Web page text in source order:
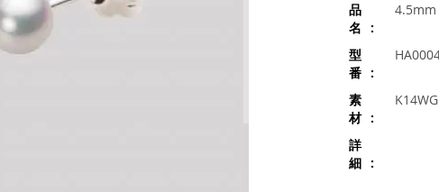
品
名
4.5mm
型
番
素
材
詳
細